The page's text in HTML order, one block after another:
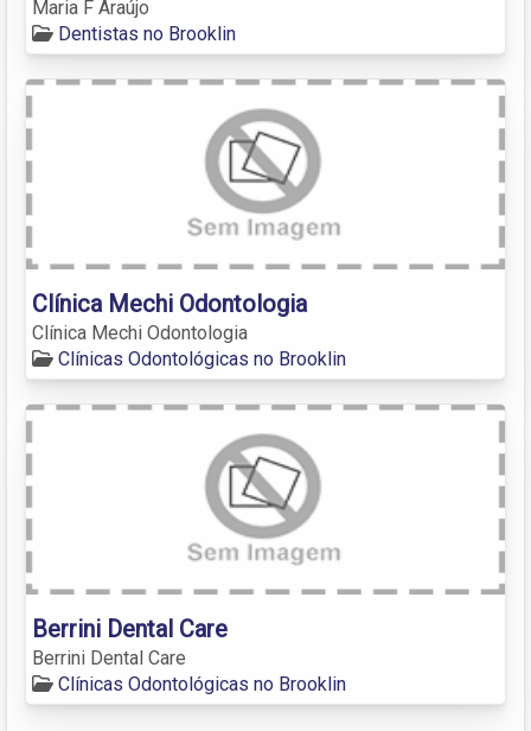
Maria F Araújo
Dentistas no Brooklin
Clínica Mechi Odontologia
Clínica Mechi Odontologia
Clínicas Odontológicas no Brooklin
Berrini Dental Care
Berrini Dental Care
Clínicas Odontológicas no Brooklin